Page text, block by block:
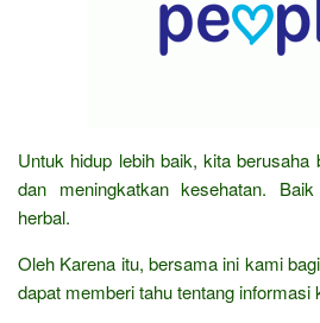
Untuk hidup lebih baik, kita berusaha
dan meningkatkan kesehatan.
herbal.
Oleh Karena itu, bersama ini kami
dapat memberi tahu tentang informasi